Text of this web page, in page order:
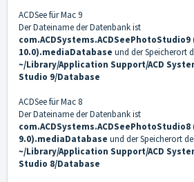
ACDSee für Mac 9
Der Dateiname der Datenbank ist
com.ACDSystems.ACDSeePhotoStudio9
10.0).mediaDatabase und der Speicherort
~/Library/Application Support/ACD
Studio 9/Database
ACDSee für Mac 8
Der Dateiname der Datenbank ist
com.ACDSystems.ACDSeePhotoStudio8
9.0).mediaDatabase und der Speicherort
~/Library/Application Support/ACD
Studio 8/Database